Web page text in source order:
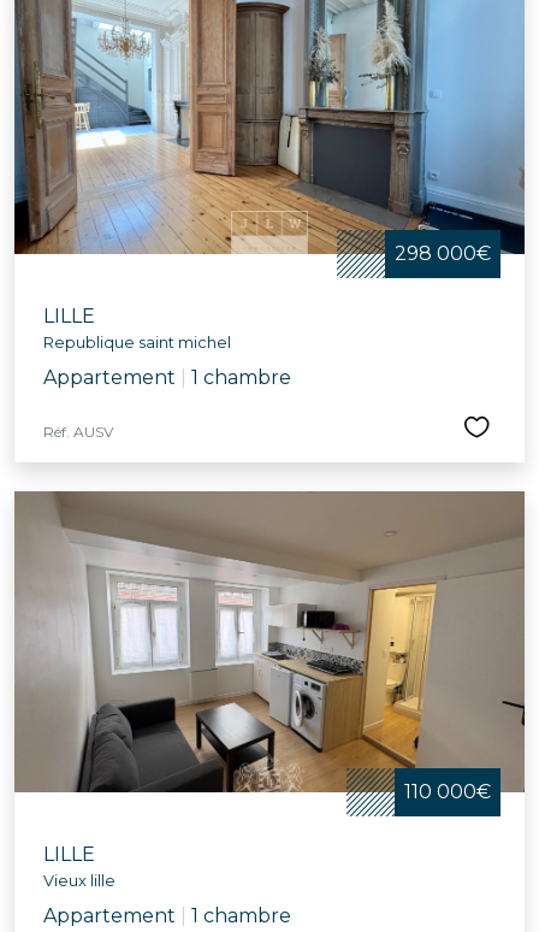
298 000€
LILLE
Republique saint michel
Appartement 1 chambre
Réf. AUSV
110 000€
LILLE
Vieux lille
Appartement 1 chambre